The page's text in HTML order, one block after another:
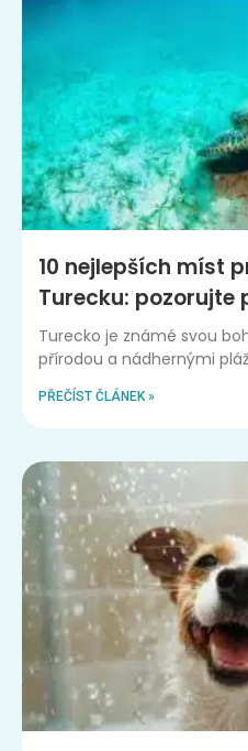
10 nejlepších míst
Turecku: pozorujte
Turecko je známé svou
přírodou a nádhernými
PŘEČÍST ČLÁNEK »